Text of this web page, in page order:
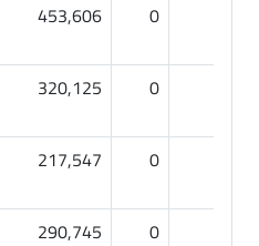
453,606 0
320,125 0
217,547 0
290,745 0